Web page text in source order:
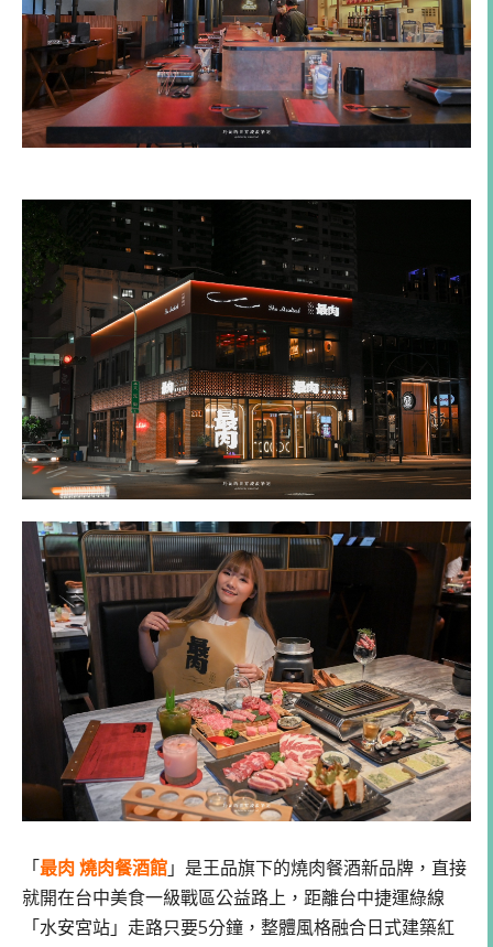
「最肉 燒肉餐酒館」是王品旗下的燒肉餐酒新品牌，直接
就開在台中美食一級戰區公益路上，距離台中捷運綠線
「水安宮站」走路只要5分鐘，整體風格融合日式建築紅